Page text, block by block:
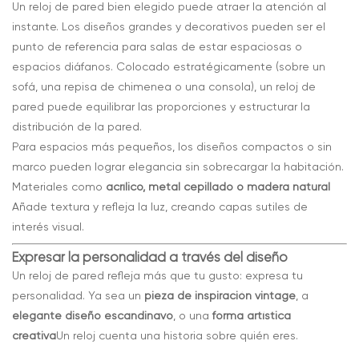
Un reloj de pared bien elegido puede atraer la atención al
instante. Los diseños grandes y decorativos pueden ser el
punto de referencia para salas de estar espaciosas o
espacios diáfanos. Colocado estratégicamente (sobre un
sofá, una repisa de chimenea o una consola), un reloj de
pared puede equilibrar las proporciones y estructurar la
distribución de la pared.
Para espacios más pequeños, los diseños compactos o sin
marco pueden lograr elegancia sin sobrecargar la habitación.
Materiales como acrílico, metal cepillado o madera natural
Añade textura y refleja la luz, creando capas sutiles de
interés visual.
Expresar la personalidad a través del diseño
Un reloj de pared refleja más que tu gusto: expresa tu
personalidad. Ya sea un pieza de inspiración vintage , a
elegante diseño escandinavo , o una forma artística
creativaUn reloj cuenta una historia sobre quién eres.